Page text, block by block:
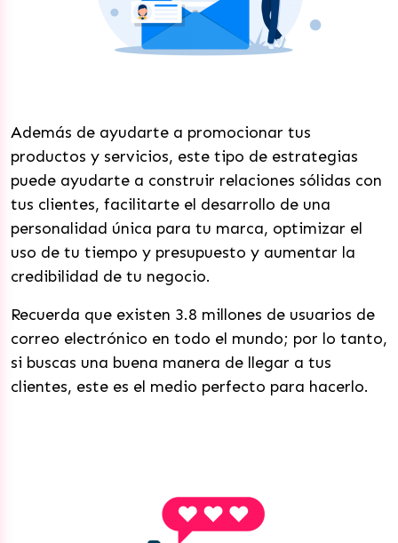
Además de ayudarte a promocionar tus
productos y servicios, este tipo de estrategias
puede ayudarte a construir relaciones sólidas con
tus clientes, facilitarte el desarrollo de una
personalidad única para tu marca, optimizar el
uso de tu tiempo y presupuesto y aumentar la
credibilidad de tu negocio.
Recuerda que existen 3.8 millones de usuarios de
correo electrónico en todo el mundo; por lo tanto,
si buscas una buena manera de llegar a tus
clientes, este es el medio perfecto para hacerlo.